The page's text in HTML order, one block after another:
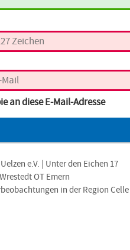
an diese E-Mail-Adresse
e.V. | Unter den Eichen 17
OT Emern
in der Region Celle